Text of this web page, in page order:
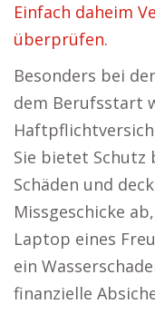
Einfach daheim
überprüfen.
Besonders bei
dem Berufsstart
Sie bietet Schutz
Schäden und
Missgeschicke
Laptop eines
ein
finanzielle